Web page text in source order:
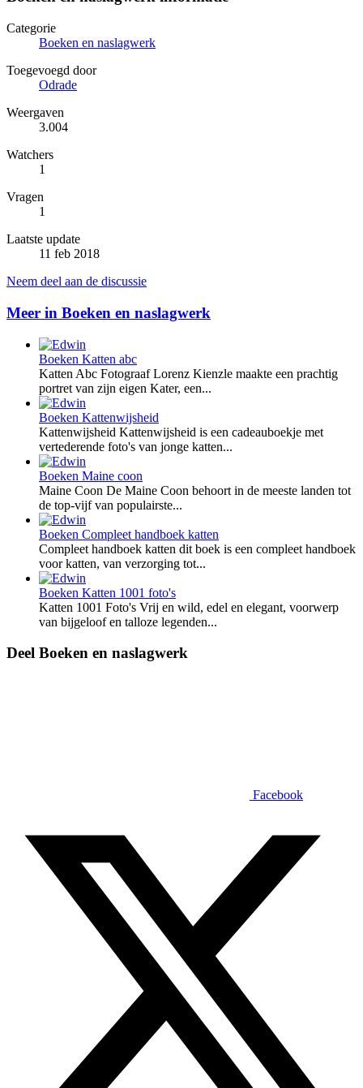
Categorie
Boeken en naslagwerk
Toegevoegd door
Odrade
Weergaven
3.004
Watchers
1
Vragen
1
Laatste update
11 feb 2018
Neem deel aan de discussie
Meer in Boeken en naslagwerk
Boeken Katten abc
Katten Abc Fotograaf Lorenz Kienzle maakte een prachtig
portret van zijn eigen Kater, een...
Boeken Kattenwijsheid
Kattenwijsheid Kattenwijsheid is een cadeauboekje met
vertederende foto's van jonge katten...
Boeken Maine coon
Maine Coon De Maine Coon behoort in de meeste landen tot
de top-vijf van populairste...
Boeken Compleet handboek katten
Compleet handboek katten dit boek is een compleet handboek
voor katten, van verzorging tot...
Boeken Katten 1001 foto's
Katten 1001 Foto's Vrij en wild, edel en elegant, voorwerp
van bijgeloof en talloze legenden...
Deel Boeken en naslagwerk
Facebook